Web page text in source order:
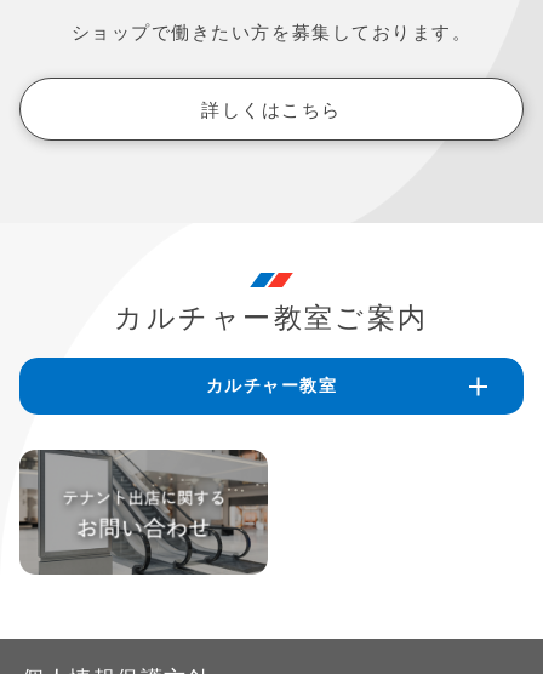
ショップで働きたい方を募集しております。
詳しくはこちら
カルチャー教室ご案内
カルチャー教室